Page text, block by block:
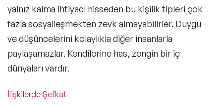
yalnız kalma ihtiyacı hisseden bu kişilik tipleri çok
fazla sosyalleşmekten zevk almayabilirler. Duygu
ve düşüncelerini kolaylıkla diğer insanlarla
paylaşamazlar. Kendilerine has, zengin bir iç
dünyaları vardır.
İlişkilerde Şefkat